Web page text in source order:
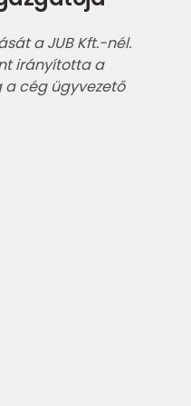
a JUB Kft.-nél.
irányította a
a cég ügyvezető